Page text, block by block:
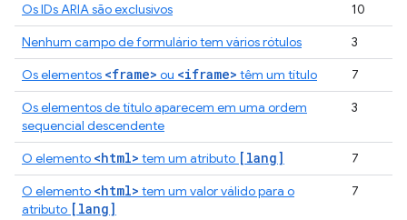
Os IDs ARIA são exclusivos
10
Nenhum campo de formulário tem vários rótulos
3
Os elementos <frame> ou <iframe> têm um título
7
Os elementos de título aparecem em uma ordem
sequencial descendente
3
O elemento <html> tem um atributo [lang]
7
O elemento <html> tem um valor válido para o
atributo [lang]
7